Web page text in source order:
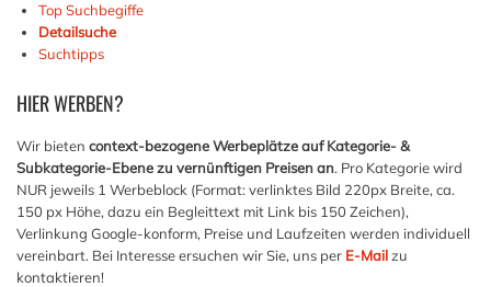
Top Suchbegiffe
Detailsuche
Suchtipps
HIERWERBEN?
Wir bieten context-bezogene Werbeplätze auf Kategorie- &
Subkategorie-Ebene zu vernünftigen Preisen an. Pro Kategorie wird
NUR jeweils 1 Werbeblock (Format: verlinktes Bild 220px Breite, ca.
150 px Höhe, dazu ein Begleittext mit Link bis 150 Zeichen),
Verlinkung Google-konform, Preise und Laufzeiten werden individuell
vereinbart. Bei Interesse ersuchen wir Sie, uns per E-Mailzu
kontaktieren!